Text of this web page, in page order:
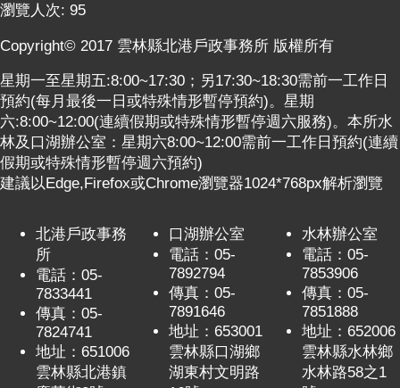
瀏覽人次: 95
Copyright© 2017 雲林縣北港戶政事務所 版權所有
星期一至星期五:8:00~17:30；另17:30~18:30需前一工作日
預約(每月最後一日或特殊情形暫停預約)。星期
六:8:00~12:00(連續假期或特殊情形暫停週六服務)。本所水
林及口湖辦公室：星期六8:00~12:00需前一工作日預約(連續
假期或特殊情形暫停週六預約)
建議以Edge,Firefox或Chrome瀏覽器1024*768px解析瀏覽
北港戶政事務
所
電話：05-
7833441
傳真：05-
7824741
地址：651006
雲林縣北港鎮
口湖辦公室
電話：05-
7892794
傳真：05-
7891646
地址：653001
雲林縣口湖鄉
湖東村文明路
水林辦公室
電話：05-
7853906
傳真：05-
7851888
地址：652006
雲林縣水林鄉
水林路58之1